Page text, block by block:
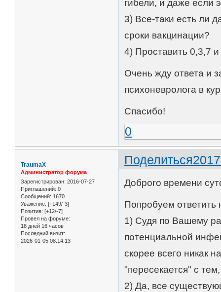
гибели, и даже если
3) Все-таки есть ли
сроки вакцинации?
4) Проставить 0,3,7 и
Очень жду ответа и
психоневролога в
Спасибо!
0
Поделиться
TraumaX
Администратор форума
Зарегистрирован: 2016-07-27
Приглашений: 0
Сообщений: 1670
Уважение: [+149/-3]
Позитив: [+12/-7]
Провел на форуме:
18 дней 16 часов
Последний визит:
2026-01-05 08:14:13
Доброго времени
Попробуем ответить
1) Судя по Вашему
потенциальной
скорее всего никак
"пересекается" с
2) Да, все